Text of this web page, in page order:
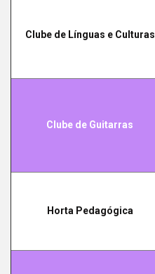
Clube de Línguas e Culturas
Clube de Guitarras
Horta Pedagógica